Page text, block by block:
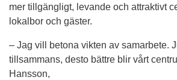
mer tillgängligt, levande och attraktivt
lokalbor och gäster.
– Jag vill betona vikten av samarbete.
tillsammans, desto bättre blir vårt
Hansson,